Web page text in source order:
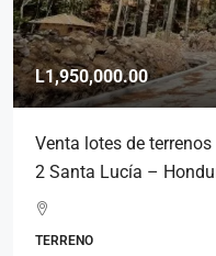
L1,950,000.00
Venta lotes de terrenos
2 Santa Lucía –
TERRENO